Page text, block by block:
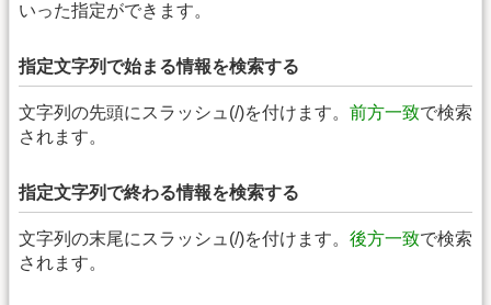
いった指定ができます。
指定文字列で始まる情報を検索する
文字列の先頭にスラッシュ(/)を付けます。 前方一致で検索
されます。
指定文字列で終わる情報を検索する
文字列の末尾にスラッシュ(/)を付けます。 後方一致で検索
されます。